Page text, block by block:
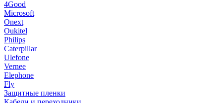
4Good
Microsoft
Onext
Oukitel
Philips
Caterpillar
Ulefone
Vernee
Elephone
Fly
Защитные пленки